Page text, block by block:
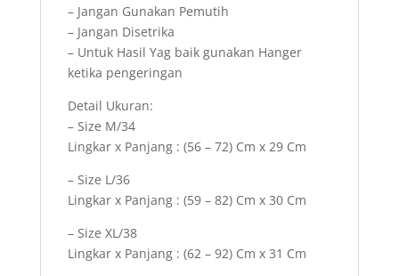
– Jangan Gunakan Pemutih
– Jangan Disetrika
– Untuk Hasil Yag baik gunakan Hanger
ketika pengeringan
Detail Ukuran:
– Size M/34
Lingkar x Panjang : (56 – 72) Cm x 29 Cm
– Size L/36
Lingkar x Panjang : (59 – 82) Cm x 30 Cm
– Size XL/38
Lingkar x Panjang : (62 – 92) Cm x 31 Cm